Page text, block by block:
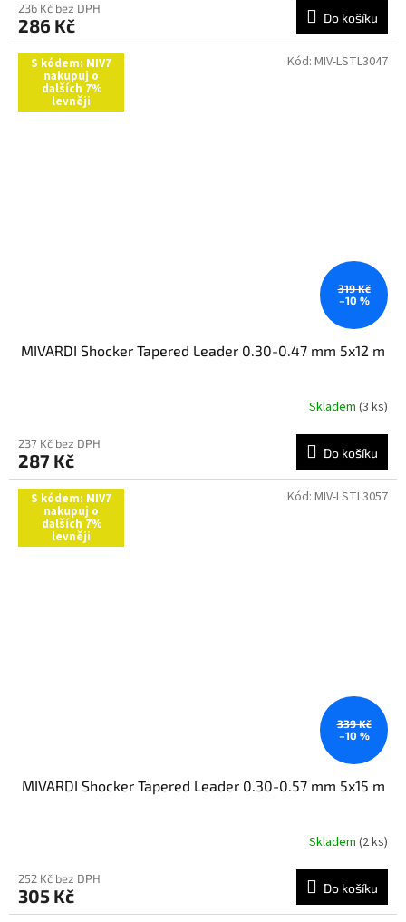
236 Kč bez DPH
286 Kč Do košíku
S kódem: MIV7
nakupuj o
dalších 7%
levněji
319 Kč
–10 %
MIVARDI Shocker Tapered Leader 0.30-0.47 mm 5x12 m
Skladem (3 ks)
237 Kč bez DPH
287 Kč Do košíku
Kód: MIV-LSTL3047
S kódem: MIV7
nakupuj o
dalších 7%
levněji
339 Kč
–10 %
MIVARDI Shocker Tapered Leader 0.30-0.57 mm 5x15 m
Skladem (2 ks)
252 Kč bez DPH
305 Kč Do košíku
Kód: MIV-LSTL3057